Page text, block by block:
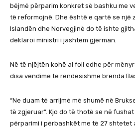
bëjmë përparim konkret së bashku me
të reformojnë. Dhe është e qartë se një
Islandën dhe Norvegjinë do të ishte
deklaroi ministri i jashtëm gjerman.
Në të njëjtën kohë ai foli edhe për
disa vendime të rëndësishme brenda
“Ne duam të arrijmë më shumë në
të zgjeruar”. Kjo do të thotë se në
përparimi i përbashkët me të 27 shtetet